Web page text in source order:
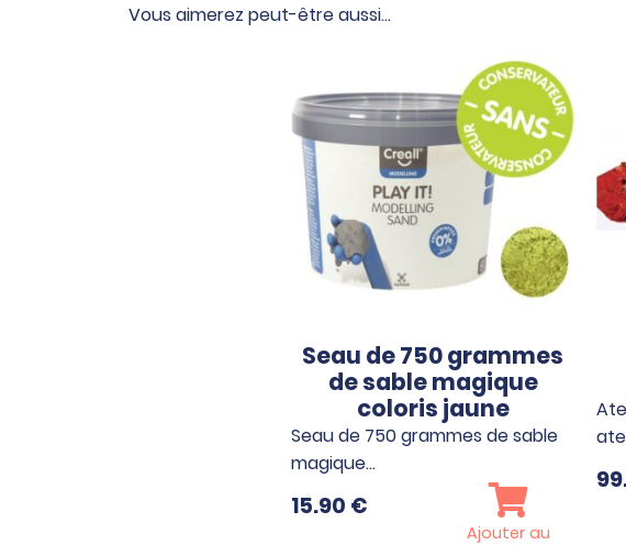
Vous aimerez peut-être aussi…
Seau de 750 grammes
de sable magique
coloris jaune
Seau de 750 grammes de sable
magique…
15.90 €
Ajouter au